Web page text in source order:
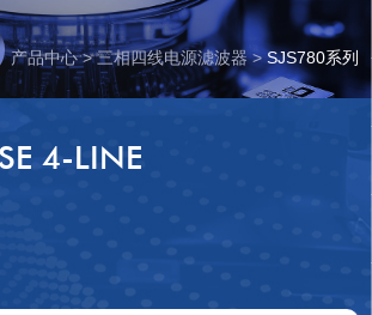
产品中心 > 三相四线电源滤波器 >SJS780系列
4-LINE